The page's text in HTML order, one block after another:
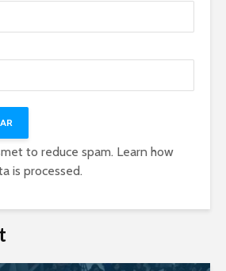
to reduce spam. Learn how
is processed.